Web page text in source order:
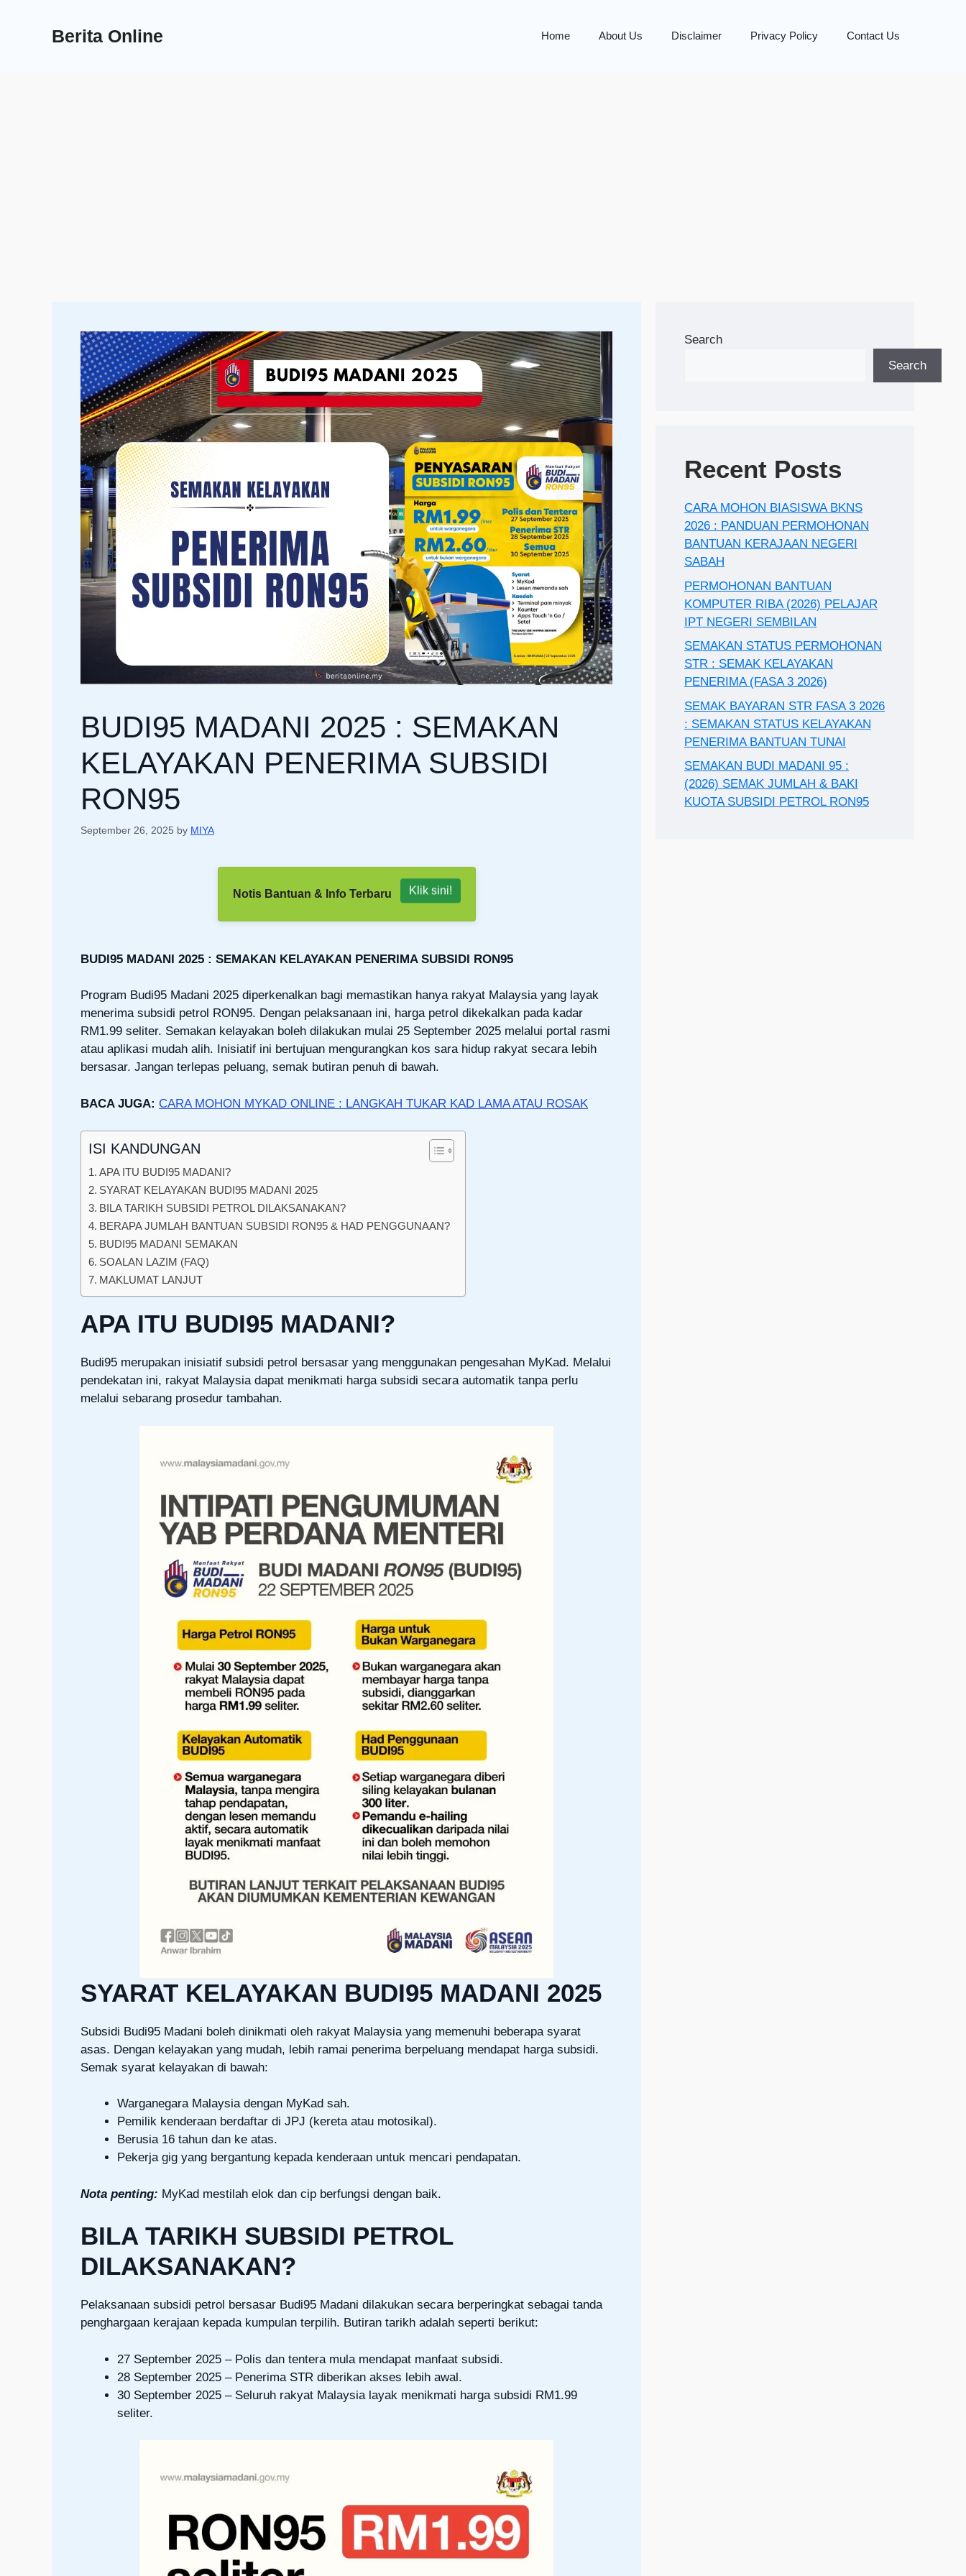
Berita Online Home About Us Disclaimer Privacy Policy Contact Us
BUDI95 MADANI 2025 : SEMAKAN
KELAYAKAN PENERIMA SUBSIDI
RON95
September 26, 2025 by MIYA
Notis Bantuan & Info Terbaru Klik sini!
BUDI95 MADANI 2025 : SEMAKAN KELAYAKAN PENERIMA SUBSIDI RON95
Program Budi95 Madani 2025 diperkenalkan bagi memastikan hanya rakyat Malaysia yang layak
menerima subsidi petrol RON95. Dengan pelaksanaan ini, harga petrol dikekalkan pada kadar
RM1.99 seliter. Semakan kelayakan boleh dilakukan mulai 25 September 2025 melalui portal rasmi
atau aplikasi mudah alih. Inisiatif ini bertujuan mengurangkan kos sara hidup rakyat secara lebih
bersasar. Jangan terlepas peluang, semak butiran penuh di bawah.
BACA JUGA: CARA MOHON MYKAD ONLINE : LANGKAH TUKAR KAD LAMA ATAU ROSAK
ISI KANDUNGAN
APA ITU BUDI95 MADANI?
SYARAT KELAYAKAN BUDI95 MADANI 2025
BILA TARIKH SUBSIDI PETROL DILAKSANAKAN?
BERAPA JUMLAH BANTUAN SUBSIDI RON95 & HAD PENGGUNAAN?
BUDI95 MADANI SEMAKAN
SOALAN LAZIM (FAQ)
MAKLUMAT LANJUT
APA ITU BUDI95 MADANI?
Budi95 merupakan inisiatif subsidi petrol bersasar yang menggunakan pengesahan MyKad. Melalui
pendekatan ini, rakyat Malaysia dapat menikmati harga subsidi secara automatik tanpa perlu
melalui sebarang prosedur tambahan.
SYARAT KELAYAKAN BUDI95 MADANI 2025
Subsidi Budi95 Madani boleh dinikmati oleh rakyat Malaysia yang memenuhi beberapa syarat
asas. Dengan kelayakan yang mudah, lebih ramai penerima berpeluang mendapat harga subsidi.
Semak syarat kelayakan di bawah:
Warganegara Malaysia dengan MyKad sah.
Pemilik kenderaan berdaftar di JPJ (kereta atau motosikal).
Berusia 16 tahun dan ke atas.
Pekerja gig yang bergantung kepada kenderaan untuk mencari pendapatan.
Nota penting: MyKad mestilah elok dan cip berfungsi dengan baik.
BILA TARIKH SUBSIDI PETROL
DILAKSANAKAN?
Pelaksanaan subsidi petrol bersasar Budi95 Madani dilakukan secara berperingkat sebagai tanda
penghargaan kerajaan kepada kumpulan terpilih. Butiran tarikh adalah seperti berikut:
27 September 2025 – Polis dan tentera mula mendapat manfaat subsidi.
28 September 2025 – Penerima STR diberikan akses lebih awal.
30 September 2025 – Seluruh rakyat Malaysia layak menikmati harga subsidi RM1.99
seliter.
Search
Search
Recent Posts
CARA MOHON BIASISWA BKNS
2026 : PANDUAN PERMOHONAN
BANTUAN KERAJAAN NEGERI
SABAH
PERMOHONAN BANTUAN
KOMPUTER RIBA (2026) PELAJAR
IPT NEGERI SEMBILAN
SEMAKAN STATUS PERMOHONAN
STR : SEMAK KELAYAKAN
PENERIMA (FASA 3 2026)
SEMAK BAYARAN STR FASA 3 2026
: SEMAKAN STATUS KELAYAKAN
PENERIMA BANTUAN TUNAI
SEMAKAN BUDI MADANI 95 :
(2026) SEMAK JUMLAH & BAKI
KUOTA SUBSIDI PETROL RON95